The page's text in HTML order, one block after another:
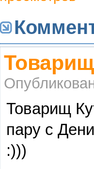
Товарищ
пару с
:)))